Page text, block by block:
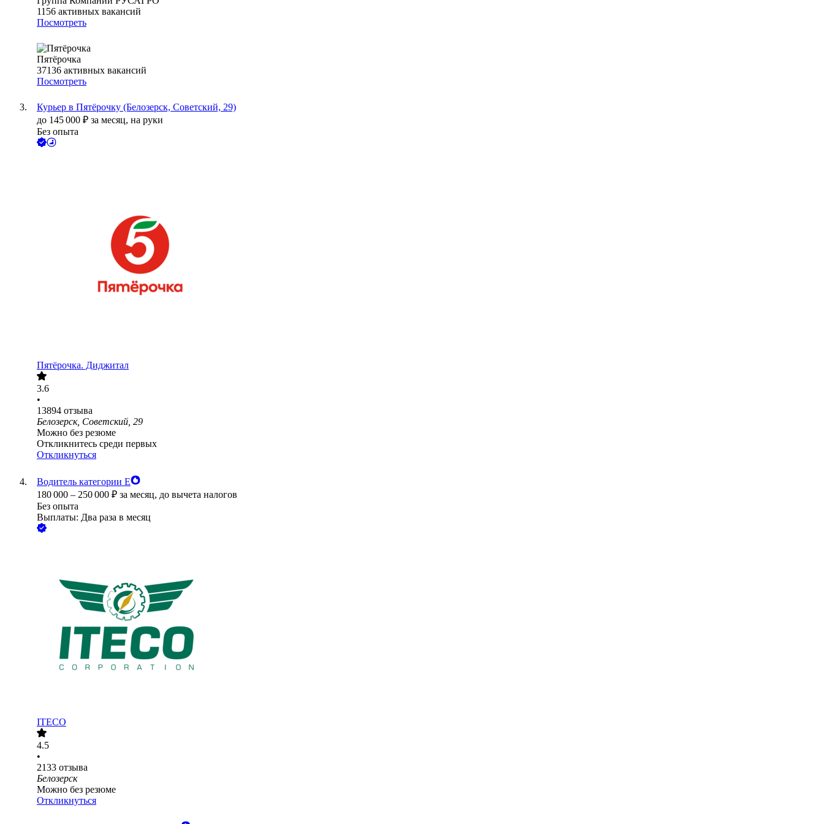
1156 активных вакансий
Посмотреть
Пятёрочка
37136 активных вакансий
Посмотреть
Курьер в Пятёрочку (Белозерск, Советский, 29)
до 145 000 ₽ за месяц, на руки
Без опыта
Пятёрочка. Диджитал
3.6
•
13894 отзыва
Белозерск, Советский, 29
Можно без резюме
Откликнитесь среди первых
Откликнуться
Водитель категории Е
180 000 – 250 000 ₽ за месяц, до вычета налогов
Без опыта
Выплаты: Два раза в месяц
ITECO
4.5
•
2133 отзыва
Белозерск
Можно без резюме
Откликнуться